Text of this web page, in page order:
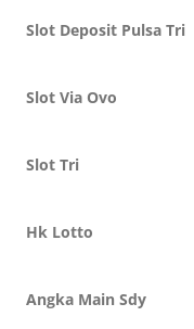
Slot Deposit Pulsa Tri
Slot Via Ovo
Slot Tri
Hk Lotto
Angka Main Sdy